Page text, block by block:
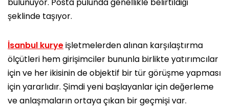
şeklinde taşıyor.
İsanbul kuryeişletmelerden alınan karşılaştırma
ölçütleri hem girişimciler bununla birlikte yatırımcılar
için ve her ikisinin de objektif bir tür görüşme yapması
için yararlıdır. Şimdi yeni başlayanlar için değerleme
ve anlaşmaların ortaya çıkan bir geçmişi var.